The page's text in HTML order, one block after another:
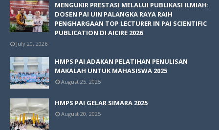
MENGUKIR PRESTASI MELALUI PUBLIKASI ILMIAH:
DOSEN PAI UIN PALANGKA RAYA RAIH
PENGHARGAAN TOP LECTURER IN PAI SCIENTIFIC
PUBLICATION DI AICIRE 2026
July 20, 2026
HMPS PAI ADAKAN PELATIHAN PENULISAN
MAKALAH UNTUK MAHASISWA 2025
August 25, 2025
HMPS PAI GELAR SIMARA 2025
August 20, 2025